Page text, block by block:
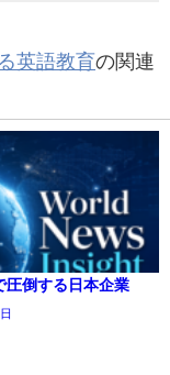
英語教育の関連
圧倒する日本企業